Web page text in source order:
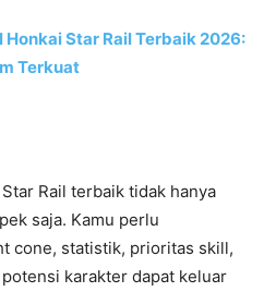
Honkai Star Rail Terbaik 2026:
Terkuat
Rail terbaik tidak hanya
saja. Kamu perlu
cone, statistik, prioritas skill,
karakter dapat keluar